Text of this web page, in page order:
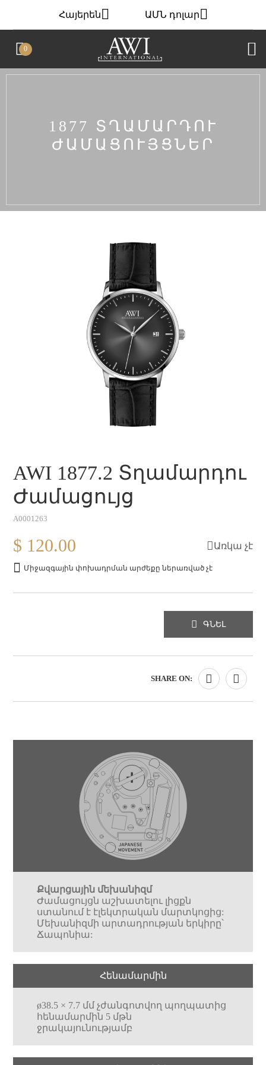
Հայերեն ԱՄՆ դոլար
0
1877 ՏՂԱՄԱՐԴՈՒ
ԺԱՄԱՑՈՒՅՑՆԵՐ
AWI 1877.2 Տղամարդու
Ժամացույց
A0001263
$ 120.00 Առկա չէ
Միջազգային փոխադրման արժեքը ներառված չէ
ԳՆԵԼ
SHARE ON:
Քվարցային մեխանիզմ
Ժամացույցն աշխատելու լիցքն
ստանում է էլեկտրական մարտկոցից:
Մեխանիզմի արտադրության երկիրը՝
Ճապոնիա:
Հենամարմին
ø38.5 × 7.7 մմ չժանգոտվող պողպատից
հենամարմին 5 մթն
ջրակայունությամբ